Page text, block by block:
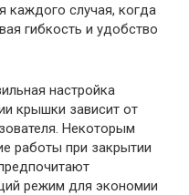
каждого случая, когда
гибкость и удобство
настройка
крышки зависит от
Некоторым
работы при закрытии
режим для экономии